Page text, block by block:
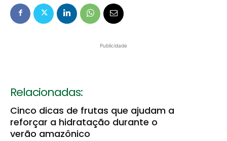
Publicidade
Relacionadas:
Cinco dicas de frutas que ajudam a
reforçar a hidratação durante o
verão amazônico